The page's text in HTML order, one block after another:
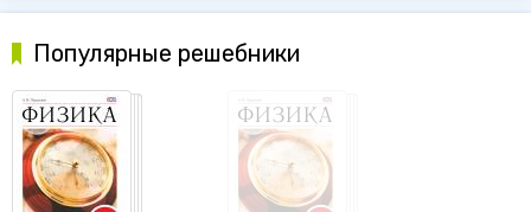
Популярные решебники